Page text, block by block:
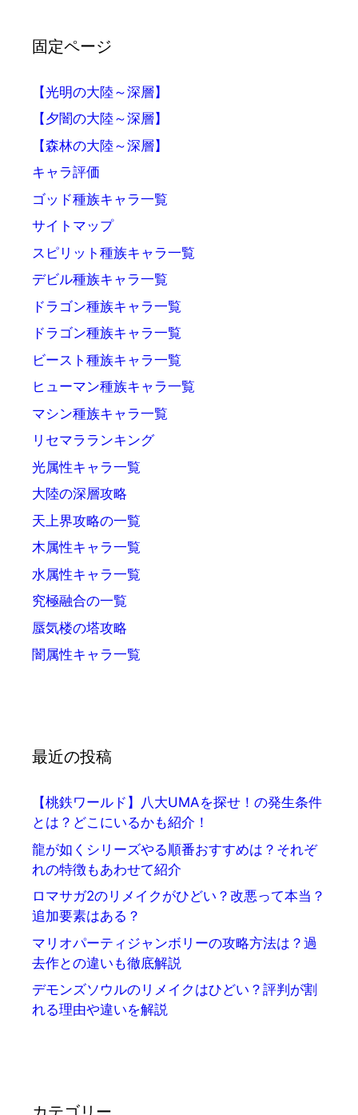
固定ページ
【光明の大陸～深層】
【夕闇の大陸～深層】
【森林の大陸～深層】
キャラ評価
ゴッド種族キャラ一覧
サイトマップ
スピリット種族キャラ一覧
デビル種族キャラ一覧
ドラゴン種族キャラ一覧
ドラゴン種族キャラ一覧
ビースト種族キャラ一覧
ヒューマン種族キャラ一覧
マシン種族キャラ一覧
リセマラランキング
光属性キャラ一覧
大陸の深層攻略
天上界攻略の一覧
木属性キャラ一覧
水属性キャラ一覧
究極融合の一覧
蜃気楼の塔攻略
闇属性キャラ一覧
最近の投稿
【桃鉄ワールド】八大UMAを探せ！の発生条件
とは？どこにいるかも紹介！
龍が如くシリーズやる順番おすすめは？それぞ
れの特徴もあわせて紹介
ロマサガ2のリメイクがひどい？改悪って本当？
追加要素はある？
マリオパーティジャンボリーの攻略方法は？過
去作との違いも徹底解説
デモンズソウルのリメイクはひどい？評判が割
れる理由や違いを解説